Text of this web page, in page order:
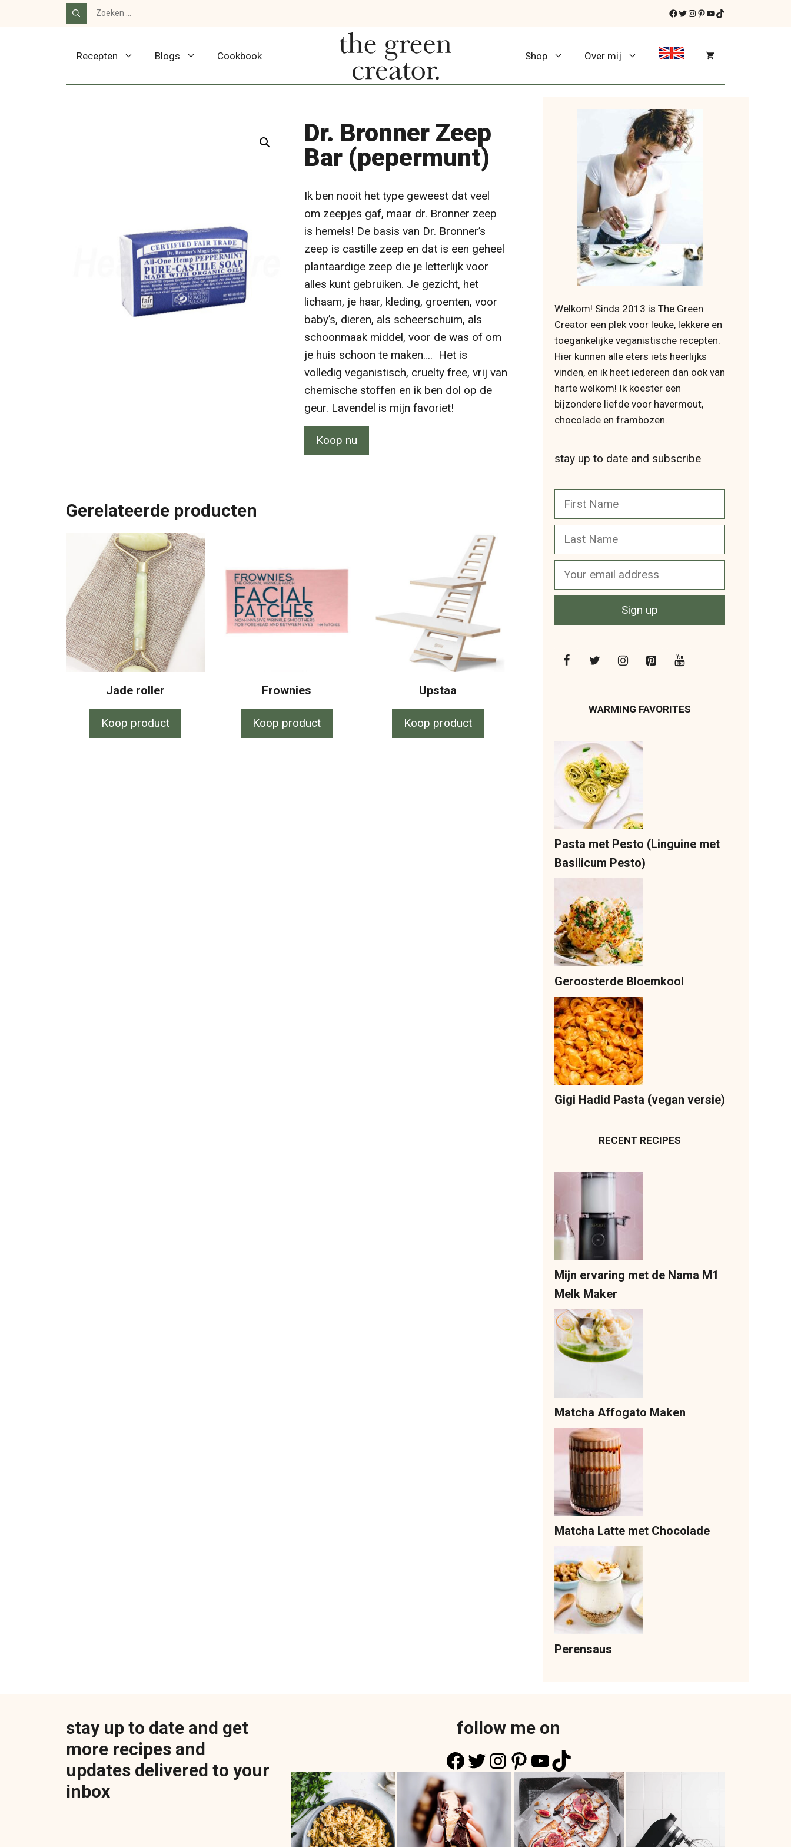
Facebook
Twitter
Instagram
Pinterest
YouTube
TikTok
Zoek
Recepten Blogs Cookbook Shop Over mij
Dr. Bronner Zeep
Bar (pepermunt)
Ik ben nooit het type geweest dat veel
om zeepjes gaf, maar dr. Bronner zeep
is hemels! De basis van Dr. Bronner’s
zeep is castille zeep en dat is een geheel
plantaardige zeep die je letterlijk voor
alles kunt gebruiken. Je gezicht, het
lichaam, je haar, kleding, groenten, voor
baby’s, dieren, als scheerschuim, als
schoonmaak middel, voor de was of om
je huis schoon te maken…. Het is
volledig veganistisch, cruelty free, vrij van
chemische stoffen en ik ben dol op de
geur. Lavendel is mijn favoriet!
Koop nu
Gerelateerde producten
Jade roller
Koop product
Frownies
Koop product
Upstaa
Koop product
Welkom! Sinds 2013 is The Green
Creator een plek voor leuke, lekkere en
toegankelijke veganistische recepten.
Hier kunnen alle eters iets heerlijks
vinden, en ik heet iedereen dan ook van
harte welkom! Ik koester een
bijzondere liefde voor havermout,
chocolade en frambozen.
stay up to date and subscribe
WARMING FAVORITES
Pasta met Pesto (Linguine met
Basilicum Pesto)
Geroosterde Bloemkool
Gigi Hadid Pasta (vegan versie)
RECENT RECIPES
Mijn ervaring met de Nama M1
Melk Maker
Matcha Affogato Maken
Matcha Latte met Chocolade
Perensaus
stay up to date and get
more recipes and
updates delivered to your
inbox
follow me on
Facebook
Twitter
Instagram
Pinterest
YouTube
TikTok